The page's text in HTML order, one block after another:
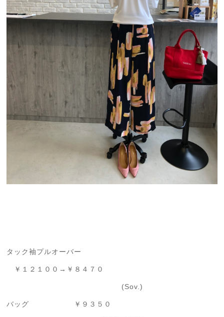
タック袖プルオーバー
￥１２１００→￥８４７０
(Sov.)
バッグ ￥９３５０